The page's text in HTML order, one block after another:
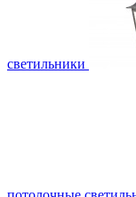
светильники